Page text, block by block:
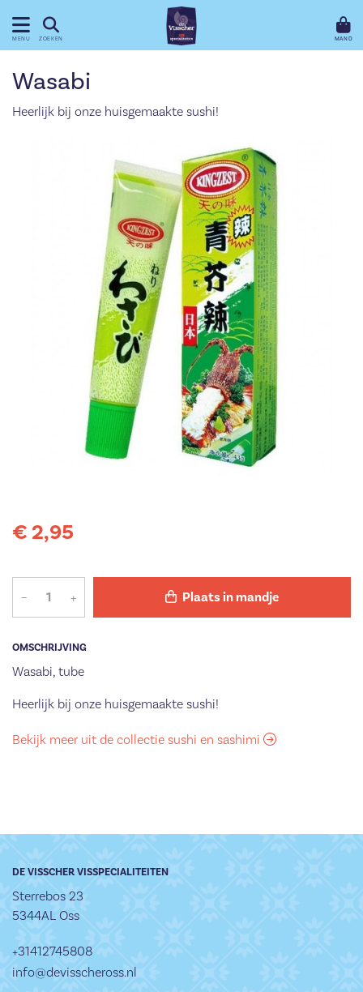
MENU ZOEKEN MAND
OMSCHRIJVING
Wasabi, tube
Heerlijk bij onze huisgemaakte sushi!
Wasabi
Heerlijk bij onze huisgemaakte sushi!
€ 2,95
– + Plaats in mandje
Bekijk meer uit de collectie sushi en sashimi
DE VISSCHER VISSPECIALITEITEN
Sterrebos 23
5344AL Oss
+31412745808
info@devisscheross.nl